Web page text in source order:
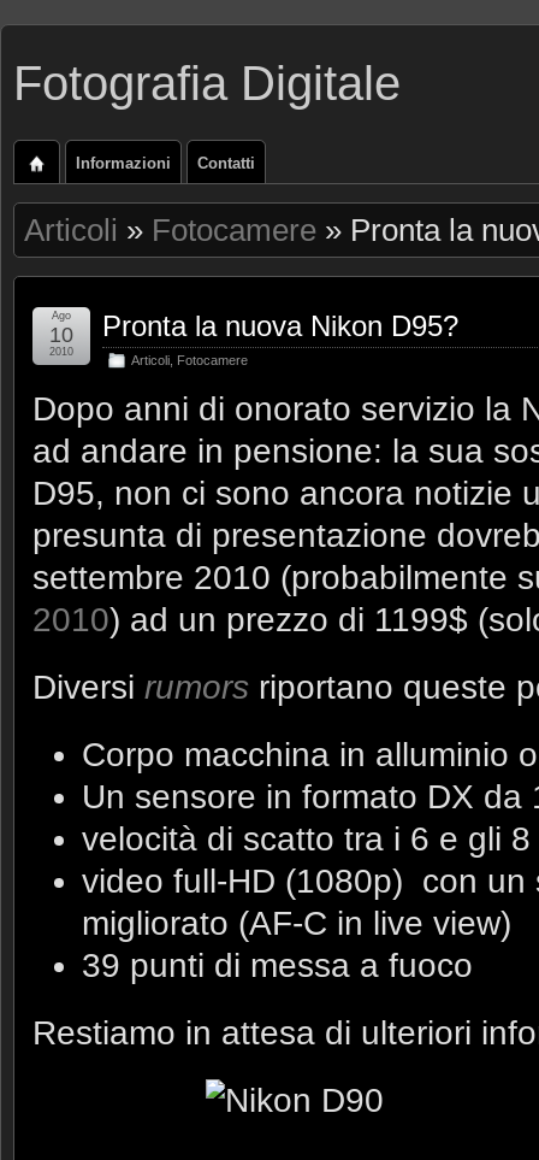
Fotografia Digitale
Informazioni Contatti
Articoli » Fotocamere » Pronta la
Pronta la nuova Nikon D95?
Articoli Fotocamere
Ago
10
2010
Dopo anni di onorato servizio la
ad andare in pensione: la sua
D95, non ci sono ancora notizie
presunta di presentazione
settembre 2010 (probabilmente
2010) ad un prezzo di 1199$
Diversi rumors riportano queste
Corpo macchina in alluminio
Un sensore in formato DX da
velocità di scatto tra i 6 e gli 8
video full-HD (1080p) con un
migliorato (AF-C in live view)
39 punti di messa a fuoco
Restiamo in attesa di ulteriori